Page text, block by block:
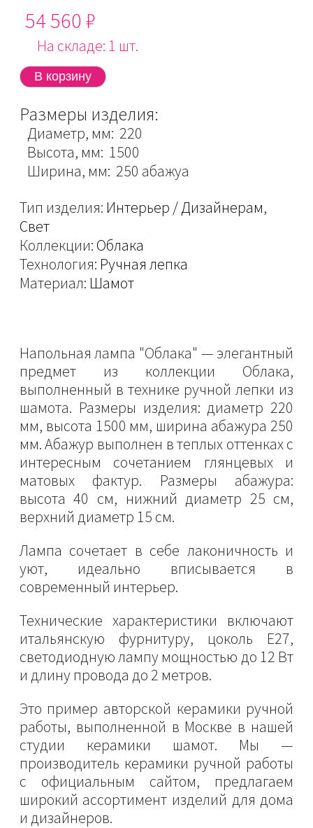
54 560 ₽
На складе: 1 шт.
Размеры изделия:
Диаметр, мм: 220
Высота, мм: 1500
Ширина, мм: 250 абажуа
Тип изделия: Интерьер / Дизайнерам,
Свет
Коллекции: Облака
Технология: Ручная лепка
Материал: Шамот
Напольная лампа "Облака" — элегантный
предмет из коллекции Облака,
выполненный в технике ручной лепки из
шамота. Размеры изделия: диаметр 220
мм, высота 1500 мм, ширина абажура 250
мм. Абажур выполнен в теплых оттенках с
интересным сочетанием глянцевых и
матовых фактур. Размеры абажура:
высота 40 см, нижний диаметр 25 см,
верхний диаметр 15 см.
Лампа сочетает в себе лаконичность и
уют, идеально вписывается в
современный интерьер.
Технические характеристики включают
итальянскую фурнитуру, цоколь Е27,
светодиодную лампу мощностью до 12 Вт
и длину провода до 2 метров.
Это пример авторской керамики ручной
работы, выполненной в Москве в нашей
студии керамики шамот. Мы —
производитель керамики ручной работы
с официальным сайтом, предлагаем
широкий ассортимент изделий для дома
и дизайнеров.